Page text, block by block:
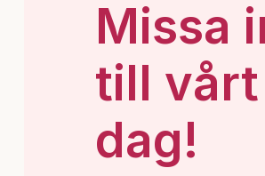
Missa
till
dag!